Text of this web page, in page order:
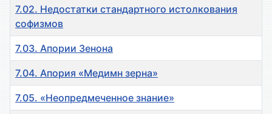
7.02. Недостатки стандартного истолкования
софизмов
7.03. Апории Зенона
7.04. Апория «Meдимн зерна»
7.05. «Неопредмеченное знание»